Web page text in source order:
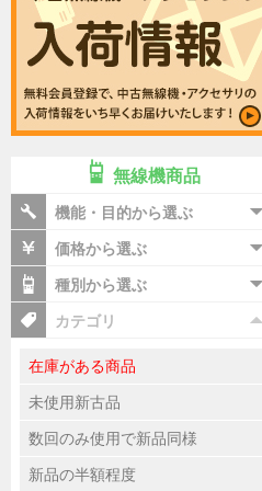
無線機商品
機能・目的から選ぶ
価格から選ぶ
種別から選ぶ
カテゴリ
在庫がある商品
未使用新古品
数回のみ使用で新品同様
新品の半額程度